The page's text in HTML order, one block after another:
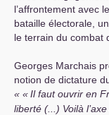
l’affrontement avec
bataille électorale,
le terrain du combat
Georges Marchais
notion de dictature
«Il faut ouvrir en
liberté (...) Voilà